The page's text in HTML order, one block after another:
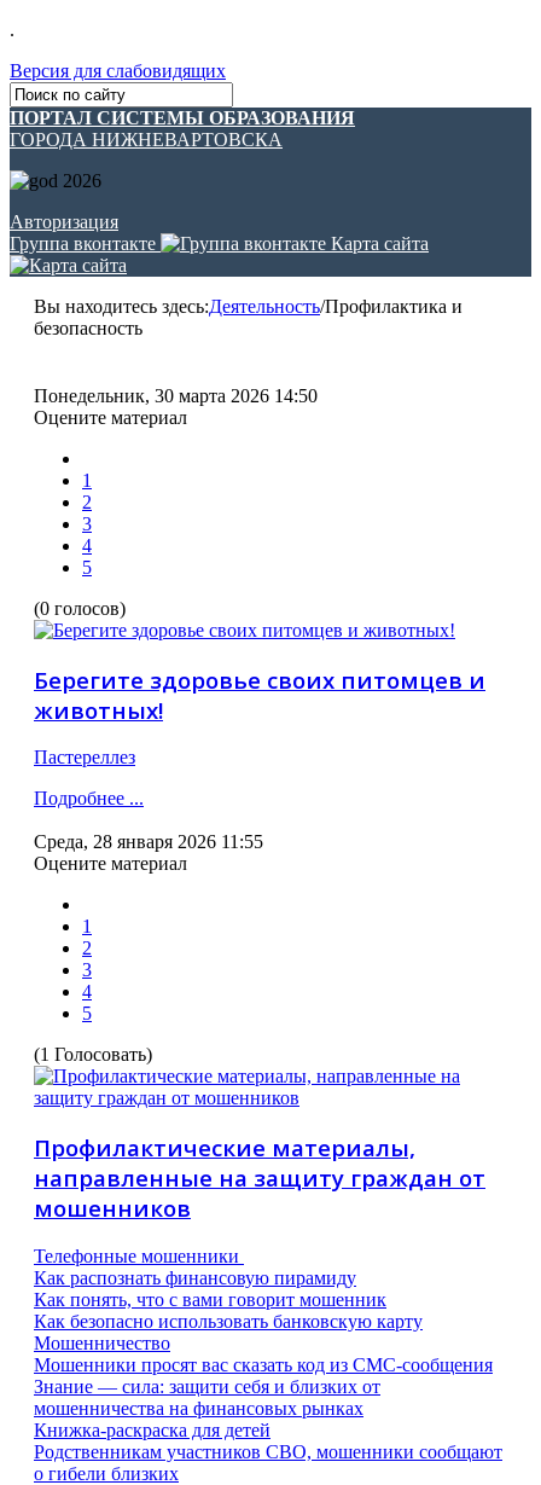
.
Версия для слабовидящих
ПОРТАЛ СИСТЕМЫ ОБРАЗОВАНИЯ
ГОРОДА НИЖНЕВАРТОВСКА
Авторизация
Группа вконтакте
Карта сайта
Вы находитесь здесь:Деятельность/Профилактика и
безопасность
Понедельник, 30 марта 2026 14:50
Оцените материал
1
2
3
4
5
(0 голосов)
Берегите здоровье своих питомцев и
животных!
Пастереллез
Подробнее ...
Среда, 28 января 2026 11:55
Оцените материал
1
2
3
4
5
(1 Голосовать)
Профилактические материалы,
направленные на защиту граждан от
мошенников
Телефонные мошенники
Как распознать финансовую пирамиду
Как понять, что с вами говорит мошенник
Как безопасно использовать банковскую карту
Мошенничество
Мошенники просят вас сказать код из СМС-сообщения
Знание — сила: защити себя и близких от
мошенничества на финансовых рынках
Книжка-раскраска для детей
Родственникам участников СВО, мошенники сообщают
о гибели близких